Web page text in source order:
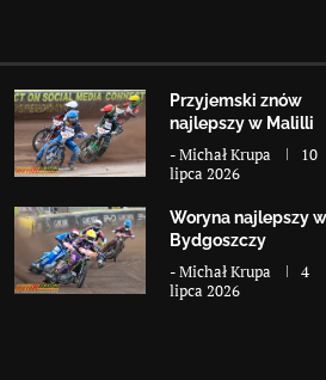
Przyjemski znów
najlepszy w Malilli
-Michał Krupa
10
lipca 2026
Woryna najlepszy w
Bydgoszczy
-Michał Krupa
4
lipca 2026